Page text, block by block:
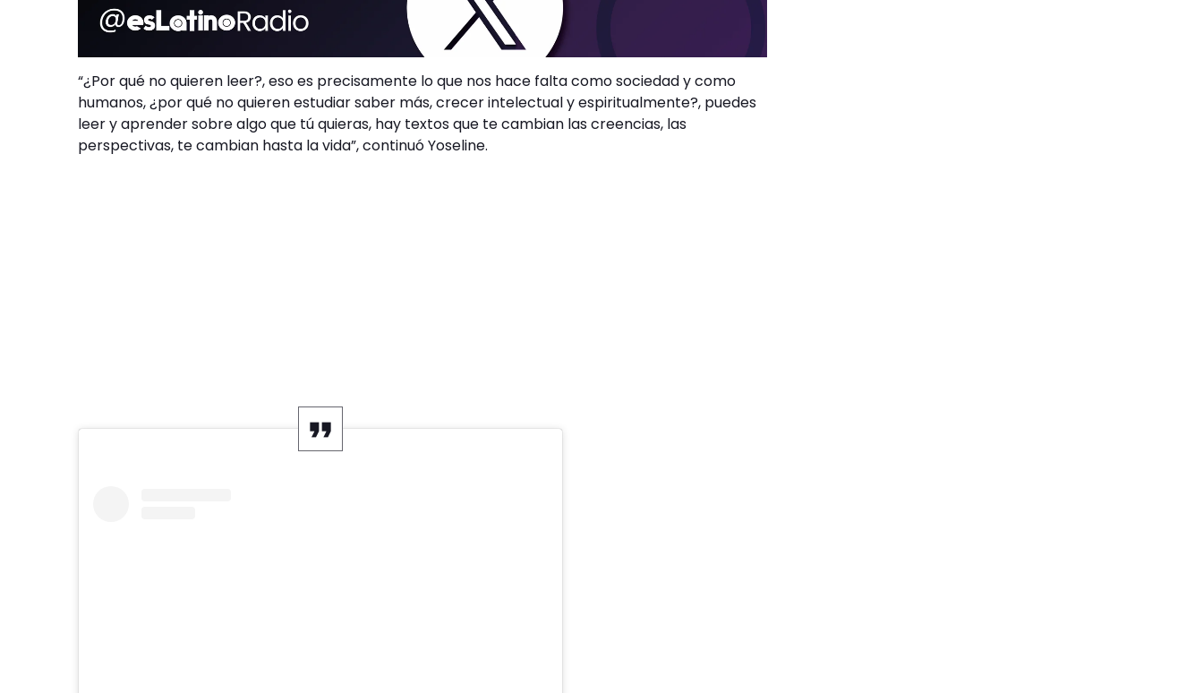
“¿Por qué no quieren leer?, eso es precisamente lo que nos hace falta como sociedad y como
humanos, ¿por qué no quieren estudiar saber más, crecer intelectual y espiritualmente?, puedes
leer y aprender sobre algo que tú quieras, hay textos que te cambian las creencias, las
perspectivas, te cambian hasta la vida”, continuó Yoseline.